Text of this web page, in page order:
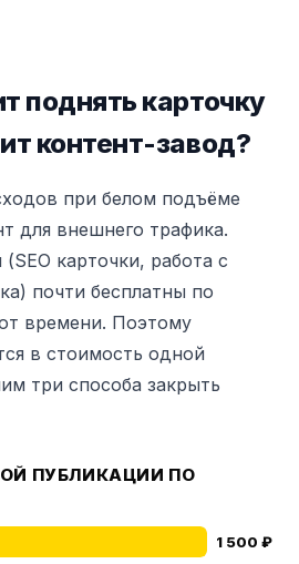
поднять карточку
контент-завод?
при белом подъёме
для внешнего трафика.
карточки, работа с
почти бесплатны по
времени. Поэтому
в стоимость одной
три способа закрыть
ПУБЛИКАЦИИ ПО
1 500 ₽